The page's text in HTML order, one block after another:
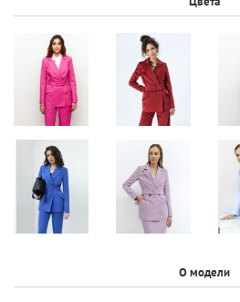
О модели